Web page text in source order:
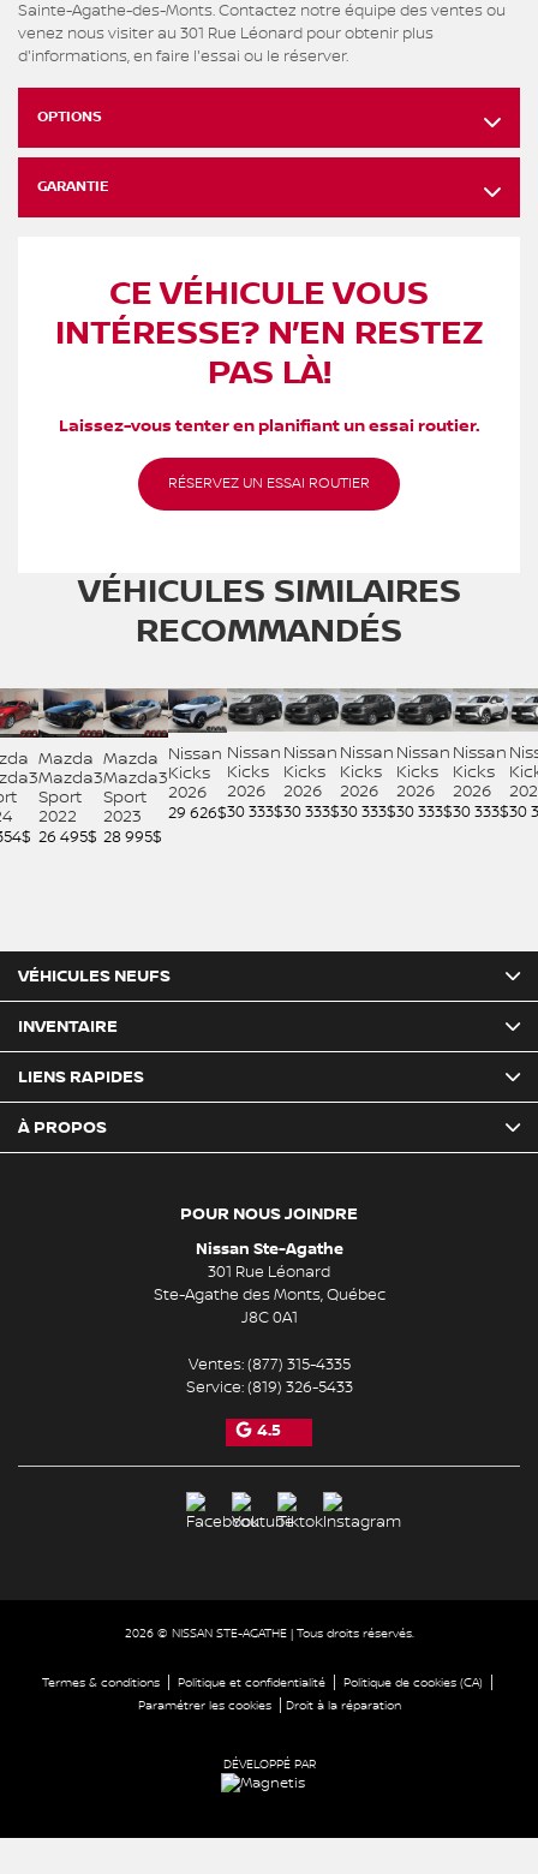
Sainte-Agathe-des-Monts. Contactez notre équipe des ventes ou
venez nous visiter au 301 Rue Léonard pour obtenir plus
d'informations, en faire l'essai ou le réserver.
OPTIONS
GARANTIE
CE VÉHICULE VOUS
INTÉRESSE? N’EN RESTEZ
PAS LÀ!
Laissez-vous tenter en planifiant un essai routier.
RÉSERVEZ UN ESSAI ROUTIER
VÉHICULES SIMILAIRES
RECOMMANDÉS
$
Mazda
Mazda3
Sport
2022
26 495$
Mazda
Mazda3
Sport
2023
28 995$
Nissan
Kicks
2026
29 626$
Nissan
Kicks
2026
30 333$
Nissan
Kicks
2026
30 333$
Nissan
Kicks
2026
30 333$
Nissan
Kicks
2026
30 333$
Nissan
Kicks
2026
30 333$30
POUR NOUS JOINDRE
Nissan Ste-Agathe
301 Rue Léonard
Ste-Agathe des Monts,Québec
J8C 0A1
Ventes:(877) 315-4335
Service:(819) 326-5433
4.5
VÉHICULES NEUFS
INVENTAIRE
LIENS RAPIDES
À PROPOS
2026 © NISSAN STE-AGATHE| Tous droits réservés.
Termes & conditions| Politique et confidentialité| Politique de cookies (CA)
Paramétrer les cookies| Droit à la réparation
DÉVELOPPÉ PAR